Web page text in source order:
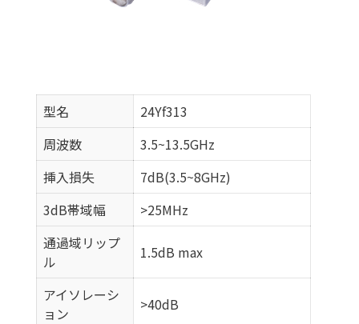
型名
24Yf313
周波数
3.5~13.5GHz
挿入損失
7dB(3.5~8GHz)
3dB帯域幅
>25MHz
通過域リップ
ル
1.5dB max
アイソレーシ
ョン
>40dB